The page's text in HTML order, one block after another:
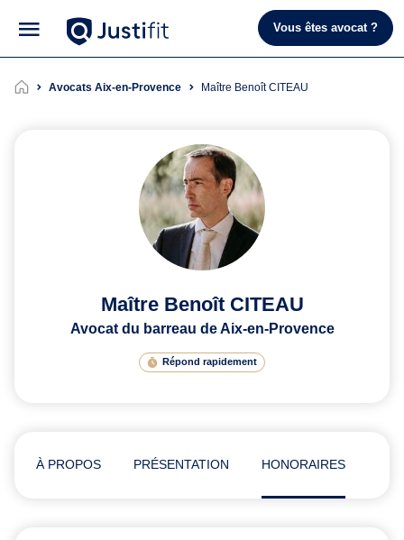
Vous êtes avocat ?
Avocats Aix-en-Provence Maître Benoît CITEAU
Maître Benoît CITEAU
Avocat du barreau de Aix-en-Provence
Répond rapidement
À PROPOS PRÉSENTATION HONORAIRES